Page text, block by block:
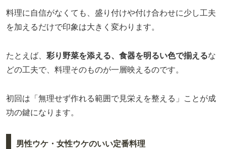
料理に自信がなくても、盛り付けや付け合わせに少し工夫
を加えるだけで印象は大きく変わります。
たとえば、 彩り野菜を添える、食器を明るい色で揃えるな
どの工夫で、料理そのものが一層映えるのです。
初回は「無理せず作れる範囲で見栄えを整える」ことが成
功の鍵になります。
男性ウケ・女性ウケのいい定番料理